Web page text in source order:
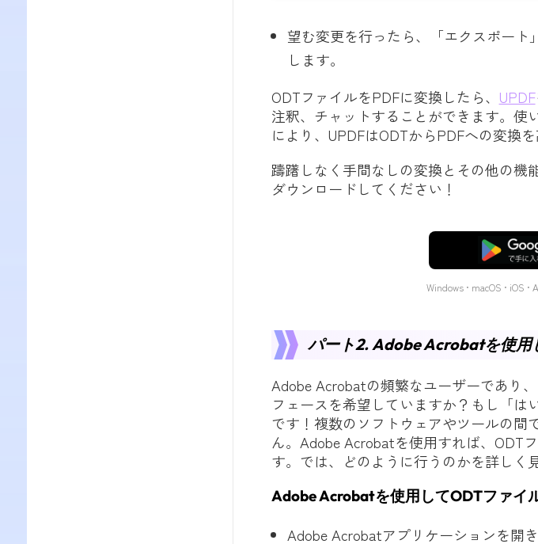
望む変更を行ったら、「エクスポー
します。
ODTファイルをPDFに変換したら、 UPDF
注釈、チャットすることができます。使
により、UPDFはODTからPDFへの変換
躊躇しなく手間なしの変換とその他の機
ダウンロードしてください！
無料ダウ
Windows • macOS • iOS •
パート2. Adobe Acrobatを使用
Adobe Acrobatの頻繁なユーザーであり
フェースを希望していますか？もし「は
です！複数のソフトウェアやツールの間
ん。Adobe Acrobatを使用すれば、ODT
す。では、どのように行うのかを詳しく
Adobe Acrobatを使用してODTファイ
Adobe Acrobatアプリケーションを開き